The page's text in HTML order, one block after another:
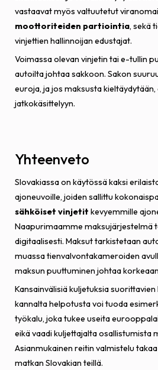
vastaavat myös valtuutetut
moottoriteiden partiointia, sekä
vinjettien hallinnoijan edustajat.
Voimassa olevan vinjetin tai e-tullin
autoilta johtaa sakkoon. Sakon
euroja, ja jos maksusta
jatkokäsittelyyn.
Yhteenveto
Slovakiassa on käytössä kaksi
ajoneuvoille, joiden sallittu
sähköiset vinjetit kevyemmille
Naapurimaamme maksujärjestelmä
digitaalisesti. Maksut tarkistetaan
muassa tienvalvontakameroiden
maksun puuttuminen johtaa
Kansainvälisiä kuljetuksia
kannalta helpotusta voi tuoda
työkalu, joka tukee useita
eikä vaadi kuljettajalta osallistumista
Asianmukainen reitin valmistelu
matkan Slovakian teillä.